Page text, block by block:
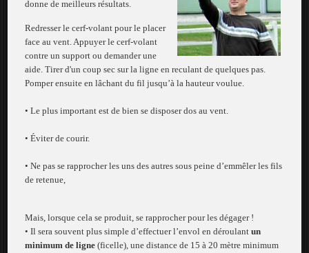
donne de meilleurs résultats.
Redresser le cerf-volant pour le placer
face au vent. Appuyer le cerf-volant
contre un support ou demander une
aide. Tirer d'un coup sec sur la ligne en reculant de quelques pas.
Pomper ensuite en lâchant du fil jusqu’à la hauteur voulue.
• Le plus important est de bien se disposer dos au vent.
• Éviter de courir.
• Ne pas se rapprocher les uns des autres sous peine d’emmêler les fils
de retenue,
Mais, lorsque cela se produit, se rapprocher pour les dégager !
• Il sera souvent plus simple d’effectuer l’envol en déroulantun
minimum de ligne (ficelle), une distance de 15 à 20 mètre minimum